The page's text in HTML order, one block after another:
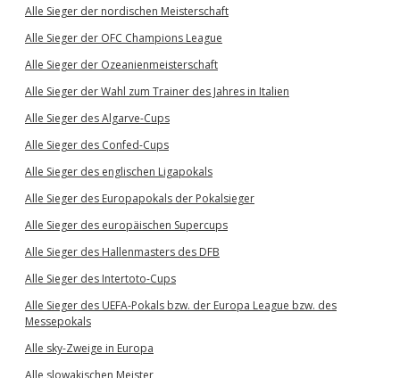
Alle Sieger der nordischen Meisterschaft
Alle Sieger der OFC Champions League
Alle Sieger der Ozeanienmeisterschaft
Alle Sieger der Wahl zum Trainer des Jahres in Italien
Alle Sieger des Algarve-Cups
Alle Sieger des Confed-Cups
Alle Sieger des englischen Ligapokals
Alle Sieger des Europapokals der Pokalsieger
Alle Sieger des europäischen Supercups
Alle Sieger des Hallenmasters des DFB
Alle Sieger des Intertoto-Cups
Alle Sieger des UEFA-Pokals bzw. der Europa League bzw. des
Messepokals
Alle sky-Zweige in Europa
Alle slowakischen Meister